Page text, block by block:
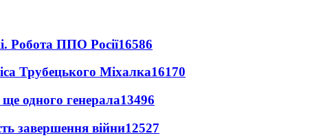
Робота ППО Росії16586
Трубецького Міхалка16170
одного генерала13496
завершення війни12527